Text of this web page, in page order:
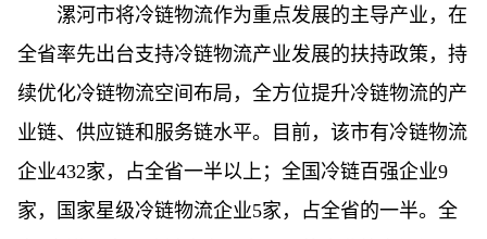
漯河市将冷链物流作为重点发展的主导产业，在
全省率先出台支持冷链物流产业发展的扶持政策，持
续优化冷链物流空间布局，全方位提升冷链物流的产
业链、供应链和服务链水平。目前，该市有冷链物流
企业432家，占全省一半以上；全国冷链百强企业9
家，国家星级冷链物流企业5家，占全省的一半。全